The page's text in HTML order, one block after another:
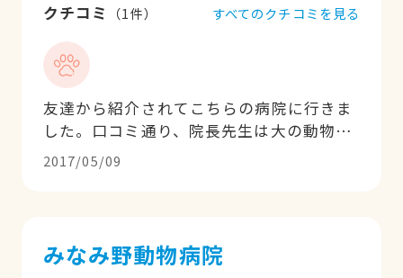
クチコミ （1件）
友達から紹介されてこちらの病院に行きま
した。口コミ通り、院長先生は大の動物好
きで、動物の為にと病気の予防法や処置の
仕方を色々と説明してくれました。とても
2017/05/09
すべてのクチコミを見る
みなみ野動物病院